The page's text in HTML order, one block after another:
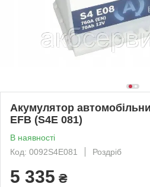
Акумулятор
EFB (S4E 081)
В наявності
Код: 0092S4E081
Роздріб
5 335 ₴